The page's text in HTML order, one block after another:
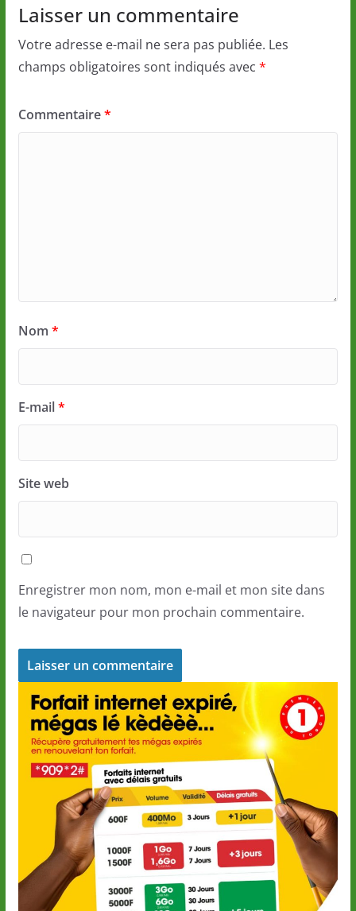
Laisser un commentaire
Votre adresse e-mail ne sera pas publiée. Les
champs obligatoires sont indiqués avec *
Commentaire*
Nom *
E-mail*
Site web
Enregistrer mon nom, mon e-mail et mon site dans
le navigateur pour mon prochain commentaire.